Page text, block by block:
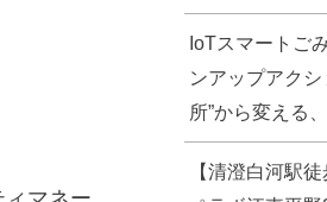
IoTスマートご
ンアップアク
所”から変える
【清澄白河駅